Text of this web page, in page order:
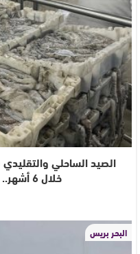
خلال 6 أشهر.. والأخطبوط والحبار…
البحر بريس